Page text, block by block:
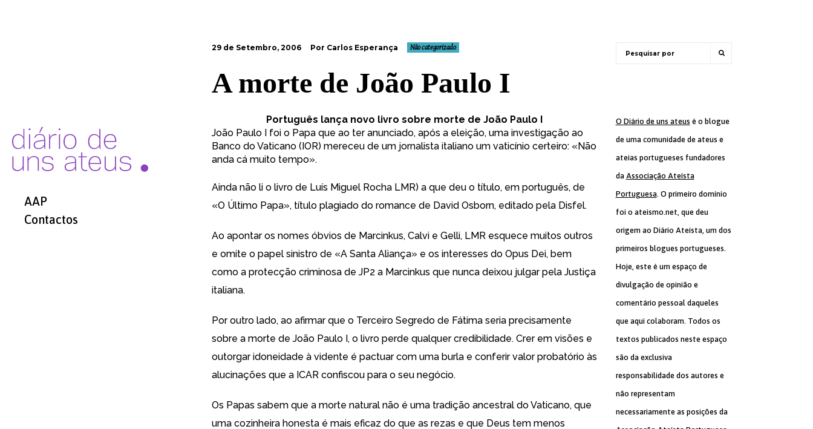
AAP
Contactos
29 de Setembro, 2006 Por Carlos Esperança Não categorizado
A morte de João Paulo I
Português lança novo livro sobre morte de João Paulo I
João Paulo I foi o Papa que ao ter anunciado, após a eleição, uma investigação ao
Banco do Vaticano (IOR) mereceu de um jornalista italiano um vaticínio certeiro: «Não
anda cá muito tempo».
Ainda não li o livro de Luís Miguel Rocha LMR) a que deu o título, em português, de
«O Último Papa», título plagiado do romance de David Osborn, editado pela Disfel.
Ao apontar os nomes óbvios de Marcinkus, Calvi e Gelli, LMR esquece muitos outros
e omite o papel sinistro de «A Santa Aliança» e os interesses do Opus Dei, bem
como a protecção criminosa de JP2 a Marcinkus que nunca deixou julgar pela Justiça
italiana.
Por outro lado, ao afirmar que o Terceiro Segredo de Fátima seria precisamente
sobre a morte de João Paulo I, o livro perde qualquer credibilidade. Crer em visões e
outorgar idoneidade à vidente é pactuar com uma burla e conferir valor probatório às
alucinações que a ICAR confiscou para o seu negócio.
Os Papas sabem que a morte natural não é uma tradição ancestral do Vaticano, que
uma cozinheira honesta é mais eficaz do que as rezas e que Deus tem menos
O Diário de uns ateus é o blogue
de uma comunidade de ateus e
ateias portugueses fundadores
da Associação Ateísta
Portuguesa. O primeiro domínio
foi o ateismo.net, que deu
origem ao Diário Ateísta, um dos
primeiros blogues portugueses.
Hoje, este é um espaço de
divulgação de opinião e
comentário pessoal daqueles
que aqui colaboram. Todos os
textos publicados neste espaço
são da exclusiva
responsabilidade dos autores e
não representam
necessariamente as posições da